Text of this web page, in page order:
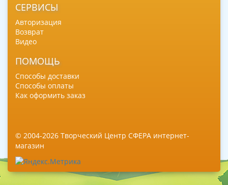
СЕРВИСЫ
Авторизация
Возврат
Видео
ПОМОЩЬ
Способы доставки
Способы оплаты
Как оформить заказ
© 2004-2026 Творческий Центр СФЕРА интернет-
магазин